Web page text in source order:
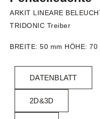
ARKIT LINEARE
TRIDONIC Treiber
BREITE: 50 mm HÖHE:
DATENBLATT
2D&3D